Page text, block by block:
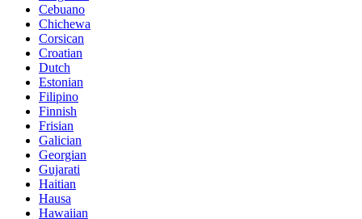
Cebuano
Chichewa
Corsican
Croatian
Dutch
Estonian
Filipino
Finnish
Frisian
Galician
Georgian
Gujarati
Haitian
Hausa
Hawaiian